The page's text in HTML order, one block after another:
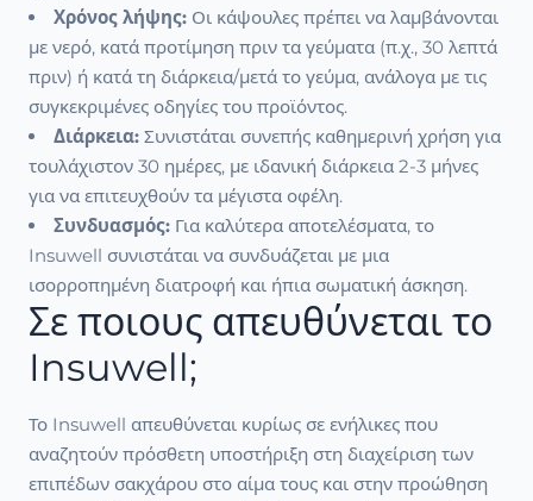
Χρόνος λήψης: Οι κάψουλες πρέπει να λαμβάνονται
με νερό, κατά προτίμηση πριν τα γεύματα (π.χ., 30 λεπτά
πριν) ή κατά τη διάρκεια/μετά το γεύμα, ανάλογα με τις
συγκεκριμένες οδηγίες του προϊόντος.
Διάρκεια: Συνιστάται συνεπής καθημερινή χρήση για
τουλάχιστον 30 ημέρες, με ιδανική διάρκεια 2-3 μήνες
για να επιτευχθούν τα μέγιστα οφέλη.
Συνδυασμός: Για καλύτερα αποτελέσματα, το
Insuwell συνιστάται να συνδυάζεται με μια
ισορροπημένη διατροφή και ήπια σωματική άσκηση.
Σε ποιους απευθύνεται το
Insuwell;
Το Insuwell απευθύνεται κυρίως σε ενήλικες που
αναζητούν πρόσθετη υποστήριξη στη διαχείριση των
επιπέδων σακχάρου στο αίμα τους και στην προώθηση